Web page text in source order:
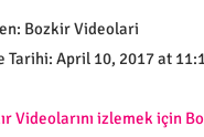
Bozkir Videolari
Tarihi: April 10, 2017 at
Videolarını izlemek için